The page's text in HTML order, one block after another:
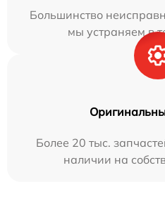
Большинство
мы устраняем в
Более 20 тыс.
наличии на